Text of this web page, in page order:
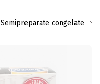
Semipreparate congelate